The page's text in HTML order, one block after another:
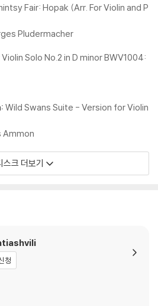
Fair: Hopak (Arr. For Violin and P
Pludermacher
Solo No.2 in D minor BWV1004:
Wild Swans Suite - Version for Violin
Ammon
스크 더보기
청